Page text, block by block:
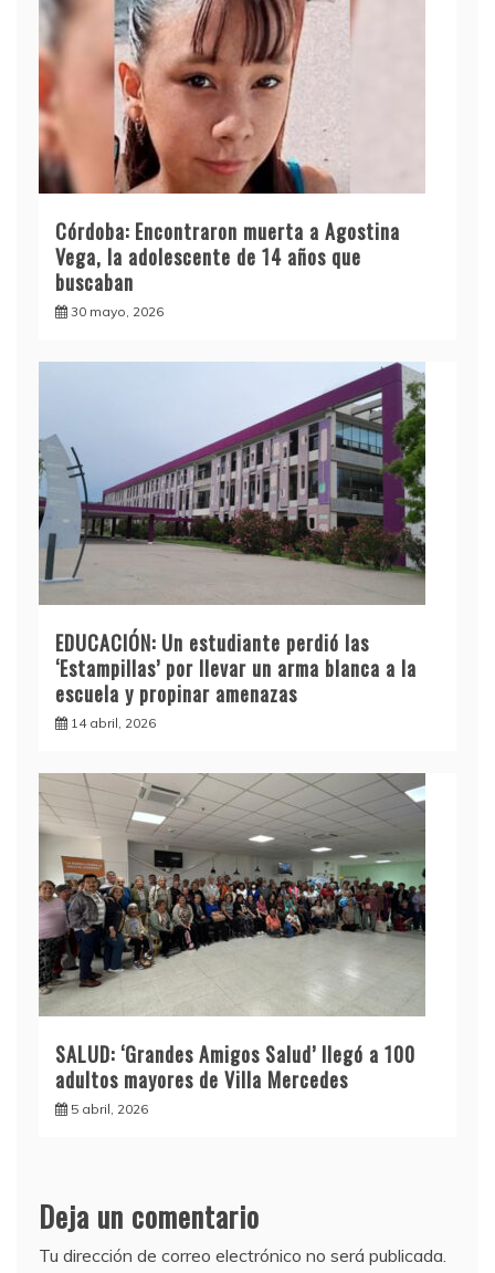
Córdoba: Encontraron muerta a Agostina
Vega, la adolescente de 14 años que
buscaban
30 mayo, 2026
EDUCACIÓN: Un estudiante perdió las
‘Estampillas’ por llevar un arma blanca a la
escuela y propinar amenazas
14 abril, 2026
SALUD: ‘Grandes Amigos Salud’ llegó a 100
adultos mayores de Villa Mercedes
5 abril, 2026
Deja un comentario
Tu dirección de correo electrónico no será publicada.